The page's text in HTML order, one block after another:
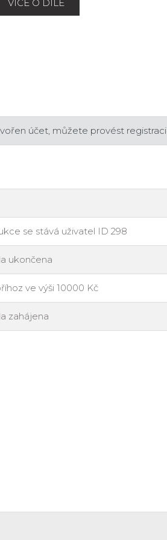
VÍCE O DÍLE
účet, můžete provést registraci